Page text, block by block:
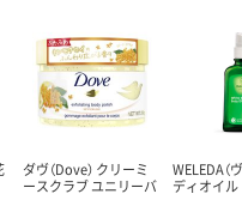
ダヴ（Dove） クリーミ
ースクラブ ユニリーバ
WELEDA（
ディオイ